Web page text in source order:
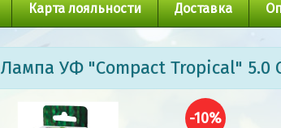
Карта лояльности Доставка
Лампа УФ "Compact Tropical" 5.0
-10%